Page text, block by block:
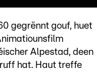
gegrënnt gouf, huet
Alpestad, deen
hat. Haut treffe